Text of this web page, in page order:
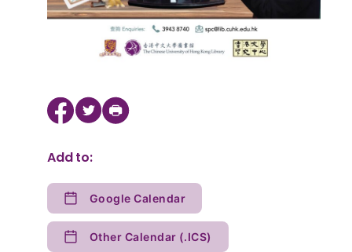
Add to:
Google Calendar
Other Calendar (.ICS)